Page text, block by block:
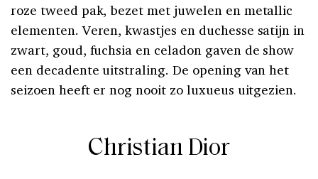
roze tweed pak, bezet met juwelen en metallic
elementen. Veren, kwastjes en duchesse satijn in
zwart, goud, fuchsia en celadon gaven de show
een decadente uitstraling. De opening van het
seizoen heeft er nog nooit zo luxueus uitgezien.
Christian Dior